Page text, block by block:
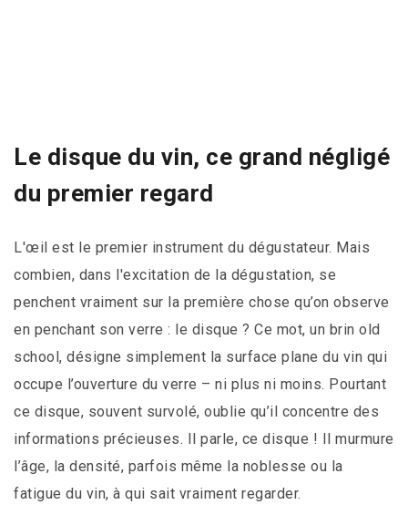
Le disque du vin, ce grand négligé
du premier regard
L'œil est le premier instrument du dégustateur. Mais
combien, dans l'excitation de la dégustation, se
penchent vraiment sur la première chose qu’on observe
en penchant son verre : le disque ? Ce mot, un brin old
school, désigne simplement la surface plane du vin qui
occupe l’ouverture du verre – ni plus ni moins. Pourtant
ce disque, souvent survolé, oublie qu’il concentre des
informations précieuses. Il parle, ce disque ! Il murmure
l’âge, la densité, parfois même la noblesse ou la
fatigue du vin, à qui sait vraiment regarder.